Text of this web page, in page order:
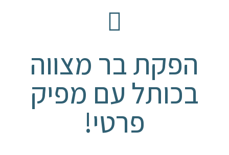
הפקת בר מצווה
בכותל עם מפיק
פרטי!